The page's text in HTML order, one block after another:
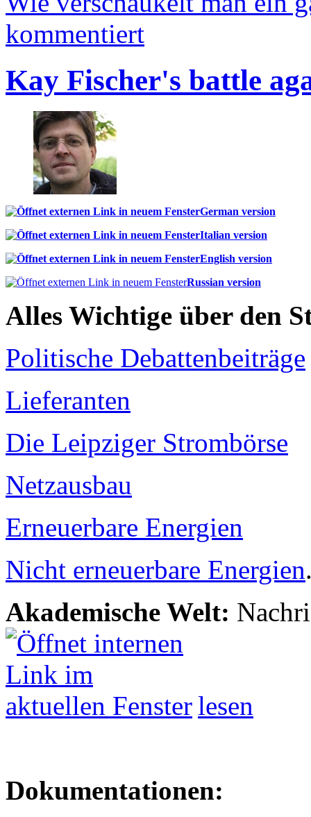
kommentiert
Kay Fischer's battle
German version
Italian version
English version
Russian version
Alles Wichtige über den
Politische Debattenbeiträge
Lieferanten
Die Leipziger Strombörse
Netzausbau
Erneuerbare Energien
Nicht erneuerbare Energien
Akademische Welt:
lesen
Dokumentationen: